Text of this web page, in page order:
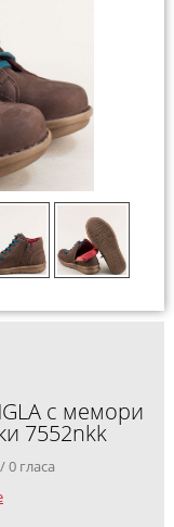
с мемори
7552nkk
/ 0 гласа